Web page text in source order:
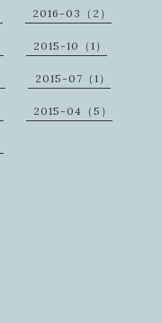
2016-03（2）
2015-10（1）
2015-07（1）
2015-04（5）